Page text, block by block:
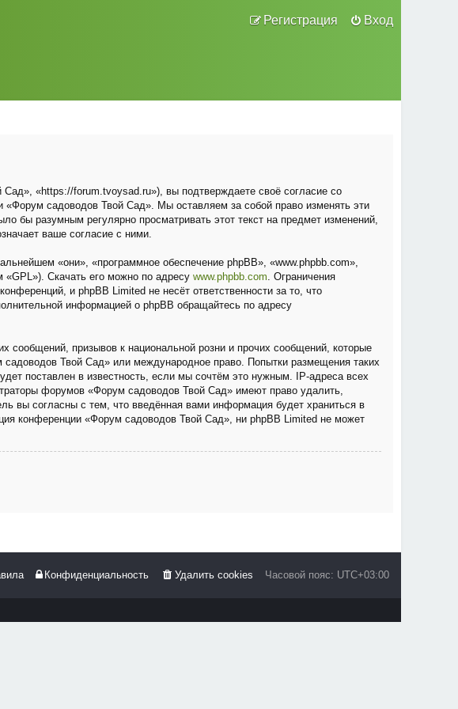
Вход
Регистрация
«https://forum.tvoysad.ru»), вы подтверждаете своё согласие со
садоводов Твой Сад». Мы оставляем за собой право изменять эти
бы разумным регулярно просматривать этот текст на предмет изменений,
ваше согласие с ними.
«они», «программное обеспечение phpBB», «www.phpbb.com»,
Скачать его можно по адресу www.phpbb.com. Ограничения
и phpBB Limited не несёт ответственности за то, что
информацией о phpBB обращайтесь по адресу
сообщений, призывов к национальной розни и прочих сообщений, которые
Твой Сад» или международное право. Попытки размещения таких
поставлен в известность, если мы сочтём это нужным. IP-адреса всех
форумов «Форум садоводов Твой Сад» имеют право удалить,
вы согласны с тем, что введённая вами информация будет храниться в
конференции «Форум садоводов Твой Сад», ни phpBB Limited не может
Часовой пояс: UTC+03:00
Удалить cookies
Конфиденциальность